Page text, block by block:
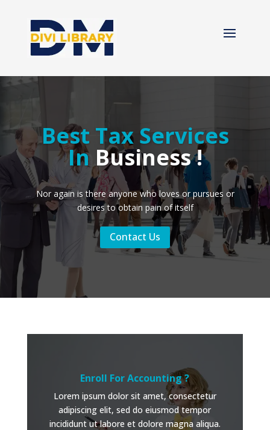
Best Tax Services
In Business !
Nor again is there anyone who loves or pursues or
desires to obtain pain of itself
Contact Us
Enroll For Accounting ?
Lorem ipsum dolor sit amet, consectetur
adipiscing elit, sed do eiusmod tempor
incididunt ut labore et dolore magna aliqua.